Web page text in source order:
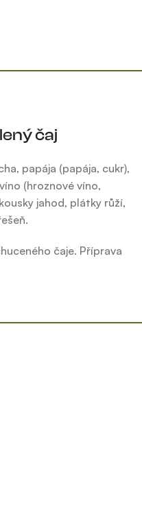
čaj
papája (papája, cukr),
(hroznové víno,
jahod, plátky růží,